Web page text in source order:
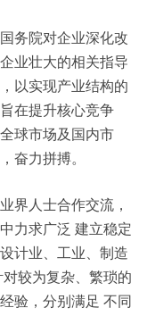
务院对企业深化改
业壮大的相关指导
以实现产业结构的
在提升核心竞争
球市场及国内市
奋力拼搏。
界人士合作交流，
力求广泛 建立稳定
计业、工业、制造
较为复杂、繁琐的
验，分别满足 不同